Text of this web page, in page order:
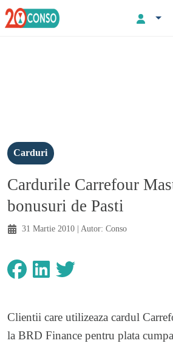
Carduri
Cardurile Carrefour
bonusuri de Pasti
31 Martie 2010 | Autor: Conso
Clientii care utilizeaza cardul
la BRD Finance pentru plata